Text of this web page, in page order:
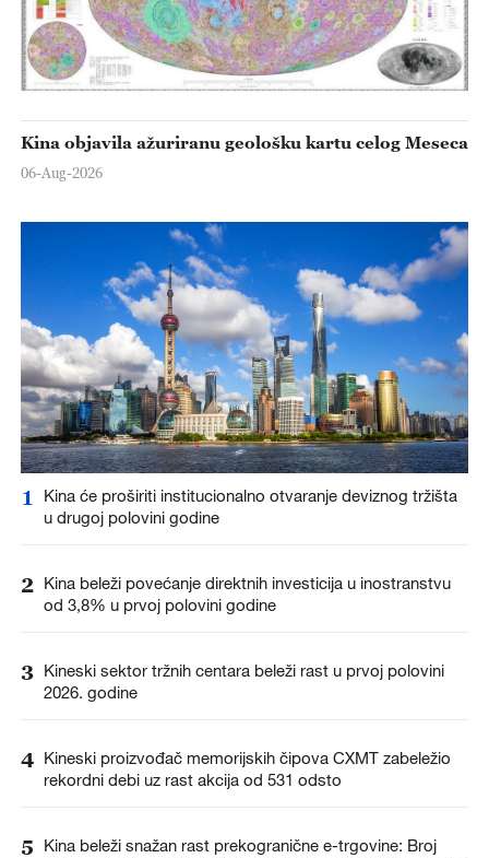
Kina objavila ažuriranu geološku kartu celog Meseca
06-Aug-2026
1
Kina će proširiti institucionalno otvaranje deviznog tržišta
u drugoj polovini godine
2 Kina beleži povećanje direktnih investicija u inostranstvu
od 3,8% u prvoj polovini godine
3 Kineski sektor tržnih centara beleži rast u prvoj polovini
2026. godine
4 Kineski proizvođač memorijskih čipova CXMT zabeležio
rekordni debi uz rast akcija od 531 odsto
5
Kina beleži snažan rast prekogranične e-trgovine: Broj